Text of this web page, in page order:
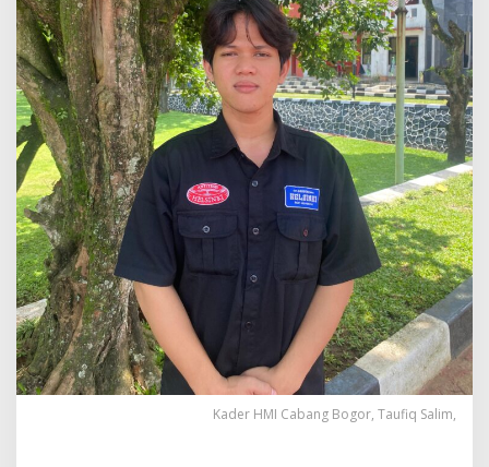
Kader HMI Cabang Bogor, Taufiq Salim,